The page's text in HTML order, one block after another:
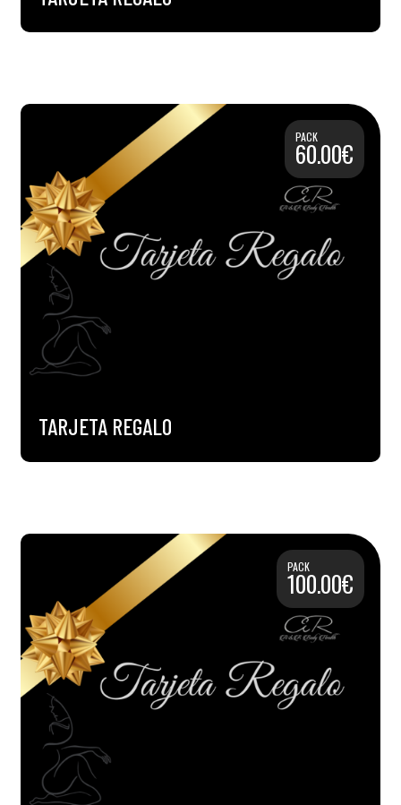
PACK
60.00€
TARJETA REGALO
PACK
100.00€